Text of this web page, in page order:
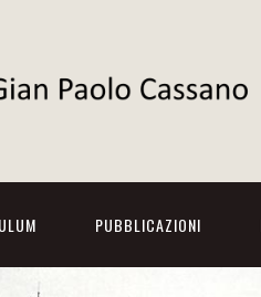
PUBBLICAZIONI